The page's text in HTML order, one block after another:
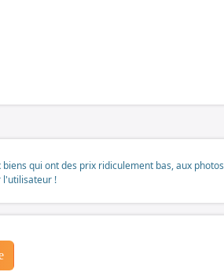
qui ont des prix ridiculement bas, aux photos
l'utilisateur !